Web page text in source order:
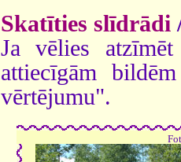
Skatīties slīdrādi
Ja vēlies
attiecīgām
vērtējumu".